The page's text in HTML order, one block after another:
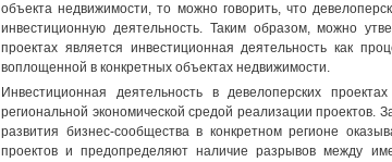
объекта недвижимости, то можно говорить, что
инвестиционную деятельность. Таким образом, можно
проектах является инвестиционная деятельность как
воплощенной в конкретных объектах недвижимости.
Инвестиционная деятельность в девелоперских
региональной экономической средой реализации проектов.
развития бизнес-сообщества в конкретном регионе
проектов и предопределяют наличие разрывов между